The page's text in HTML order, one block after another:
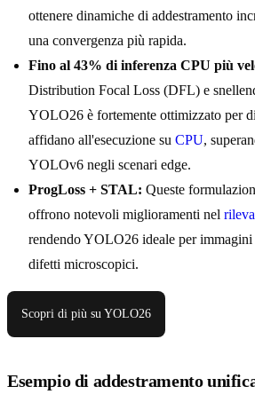
ottenere dinamiche di addestramento
una convergenza più rapida.
Fino al 43% di inferenza CPU più
Distribution Focal Loss (DFL) e
YOLO26 è fortemente ottimizzato per
affidano all'esecuzione su CPU,
YOLOv6 negli scenari edge.
ProgLoss + STAL: Queste
offrono notevoli miglioramenti nel
rendendo YOLO26 ideale per immagini
difetti microscopici.
Scopri di più su YOLO26
Esempio di addestramento